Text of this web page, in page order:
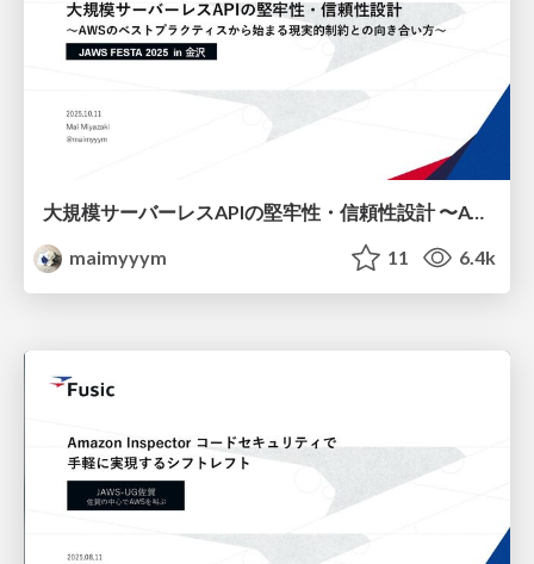
大規模サーバーレスAPIの堅牢性・信頼性設計 〜AWSのベストプラクティスから始まる現実的制約との向き合い方〜
maimyyym
11 6.4k